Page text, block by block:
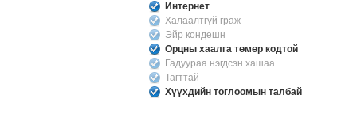
Интернет
Халаалтгүй граж
Эйр кондешн
Орцны хаалга төмөр кодтой
Гадуураа нэгдсэн хашаа
Тагттай
Хүүхдийн тоглоомын талбай